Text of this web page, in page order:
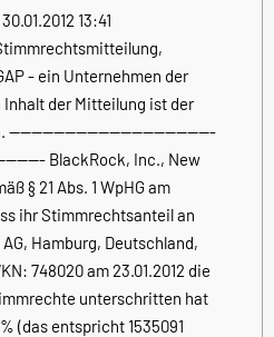
30.01.2012 13:41
- ein Unternehmen der
Inhalt der Mitteilung ist der
-------------------------------------
BlackRock, Inc., New
§ 21 Abs. 1 WpHG am
ihr Stimmrechtsanteil an
Hamburg, Deutschland,
748020 am 23.01.2012 die
unterschritten hat
(das entspricht 1535091